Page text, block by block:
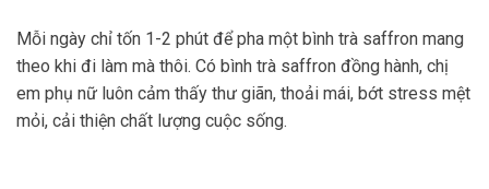
Mỗi ngày chỉ tốn 1-2 phút để pha một bình trà saffron mang
theo khi đi làm mà thôi. Có bình trà saffron đồng hành, chị
em phụ nữ luôn cảm thấy thư giãn, thoải mái, bớt stress mệt
mỏi, cải thiện chất lượng cuộc sống.